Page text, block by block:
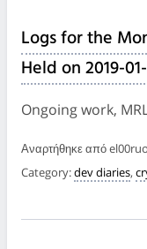
Logs for the
Held on 2019-
Ongoing work,
Αναρτήθηκε από
Category:dev diaries,